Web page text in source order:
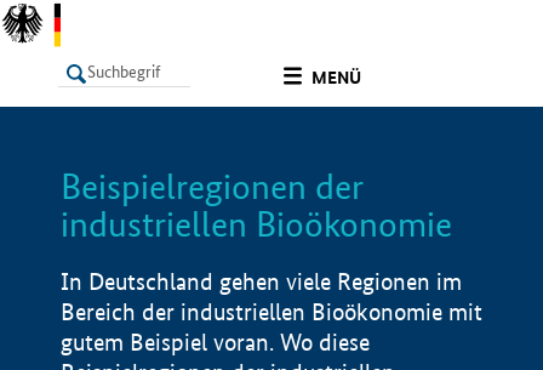
MENÜ
LISTE
Beispielregionen der
industriellen Bioökonomie
In Deutschland gehen viele Regionen im
Bereich der industriellen Bioökonomie mit
gutem Beispiel voran. Wo diese